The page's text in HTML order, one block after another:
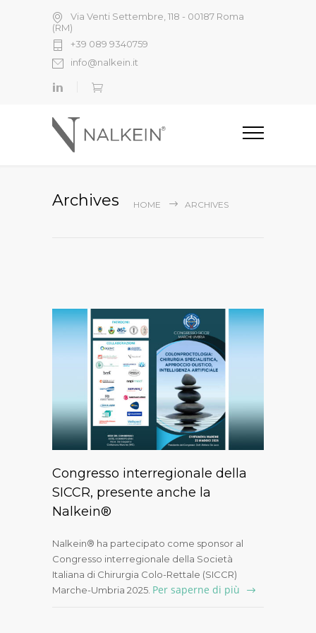
Via Venti Settembre, 118 - 00187 Roma
(RM)
+39 089 9340759
info@nalkein.it
Archives HOME ARCHIVES
Congresso interregionale della
SICCR, presente anche la
Nalkein®
Nalkein® ha partecipato come sponsor al
Congresso interregionale della Società
Italiana di Chirurgia Colo-Rettale (SICCR)
Marche-Umbria 2025. Per saperne di più